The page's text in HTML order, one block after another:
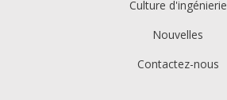
Culture d'ingénierie
Nouvelles
Contactez-nous